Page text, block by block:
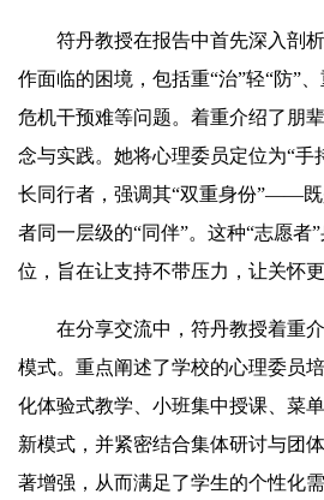
符丹教授在报告中首先深入剖
作面临的困境，包括重“治”轻“防”
危机干预难等问题。着重介绍了朋
念与实践。她将心理委员定位为“手
长同行者，强调其“双重身份”——
者同一层级的“同伴”。这种“志愿者
位，旨在让支持不带压力，让关怀更
在分享交流中，符丹教授着重
模式。重点阐述了学校的心理委员
化体验式教学、小班集中授课、菜
新模式，并紧密结合集体研讨与团
著增强，从而满足了学生的个性化